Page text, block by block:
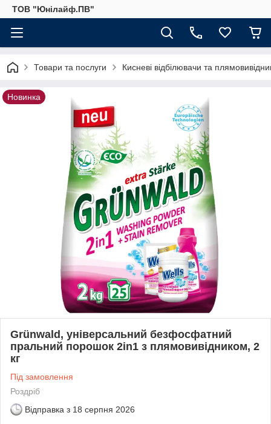
ТОВ "Юнілайф.ПВ"
Товари та послуги Кисневі відбілювачи та
Новинка
Grünwald, універсальний безфосфатний
пральний порошок 2in1 з плямовивідником, 2
кг
Під замовлення
Роздріб
Відправка з 18 серпня 2026